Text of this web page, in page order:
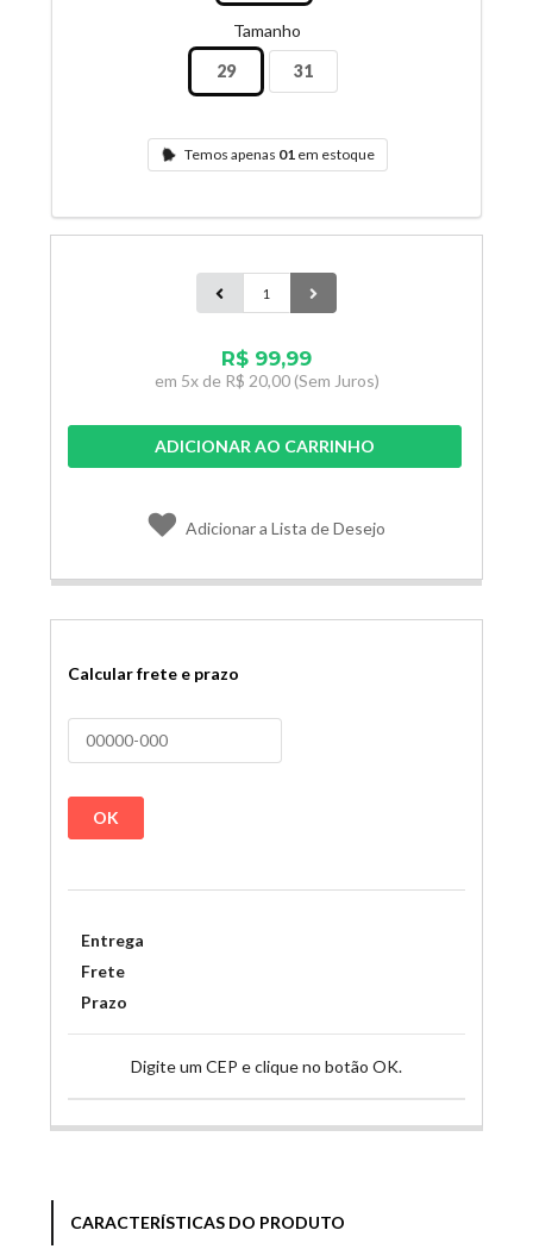
Tamanho
29
31
Temos apenas 01 em estoque
R$ 99,99
em 5x de R$ 20,00(Sem Juros)
ADICIONAR AO CARRINHO
Adicionar a Lista de Desejo
Calcular frete e prazo
OK
Entrega
Frete
Prazo
Digite um CEP e clique no botão OK.
CARACTERÍSTICAS DO PRODUTO